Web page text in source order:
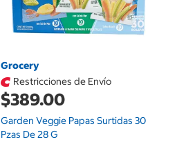
Grocery
Restricciones de Envío
$389.00
Garden Veggie Papas Surtidas 30
Pzas De 28 G